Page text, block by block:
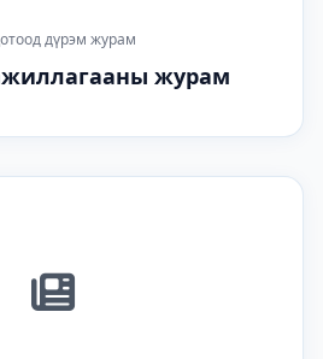
дүрэм журам
журам